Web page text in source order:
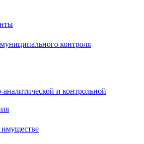
контроля
и контрольной
имуществе